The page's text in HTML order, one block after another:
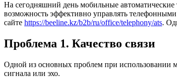
На сегодняшний день мобильные
возможность эффективно управлять
сайте https://beeline.kz/b2b/ru/office/telephony/ats.
Проблема 1. Качество связи
Одной из основных проблем при использовании
сигнала или эхо.